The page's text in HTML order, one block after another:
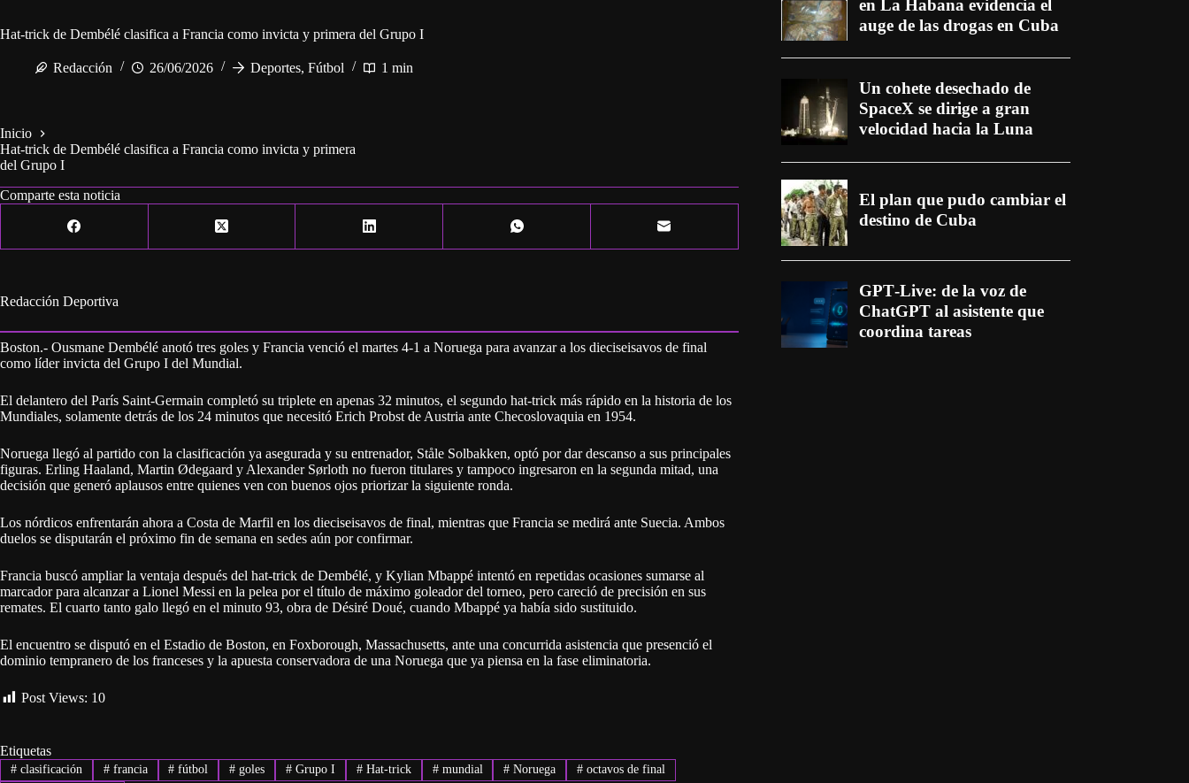
Hat-trick de Dembélé clasifica a Francia como invicta y primera del Grupo I
Redacción 26/06/2026 Deportes, Fútbol 1 min
Inicio
Hat-trick de Dembélé clasifica a Francia como invicta y primera
del Grupo I
Comparte esta noticia
Redacción Deportiva
Boston.- Ousmane Dembélé anotó tres goles y Francia venció el martes 4-1 a Noruega para avanzar a los dieciseisavos de final
como líder invicta del Grupo I del Mundial.
El delantero del París Saint-Germain completó su triplete en apenas 32 minutos, el segundo hat-trick más rápido en la historia de los
Mundiales, solamente detrás de los 24 minutos que necesitó Erich Probst de Austria ante Checoslovaquia en 1954.
Noruega llegó al partido con la clasificación ya asegurada y su entrenador, Ståle Solbakken, optó por dar descanso a sus principales
figuras. Erling Haaland, Martin Ødegaard y Alexander Sørloth no fueron titulares y tampoco ingresaron en la segunda mitad, una
decisión que generó aplausos entre quienes ven con buenos ojos priorizar la siguiente ronda.
Los nórdicos enfrentarán ahora a Costa de Marfil en los dieciseisavos de final, mientras que Francia se medirá ante Suecia. Ambos
duelos se disputarán el próximo fin de semana en sedes aún por confirmar.
Francia buscó ampliar la ventaja después del hat-trick de Dembélé, y Kylian Mbappé intentó en repetidas ocasiones sumarse al
marcador para alcanzar a Lionel Messi en la pelea por el título de máximo goleador del torneo, pero careció de precisión en sus
remates. El cuarto tanto galo llegó en el minuto 93, obra de Désiré Doué, cuando Mbappé ya había sido sustituido.
El encuentro se disputó en el Estadio de Boston, en Foxborough, Massachusetts, ante una concurrida asistencia que presenció el
dominio tempranero de los franceses y la apuesta conservadora de una Noruega que ya piensa en la fase eliminatoria.
Post Views: 10
Etiquetas
#clasificación #francia # fútbol # goles # Grupo I #Hat-trick #mundial # Noruega # octavos de final